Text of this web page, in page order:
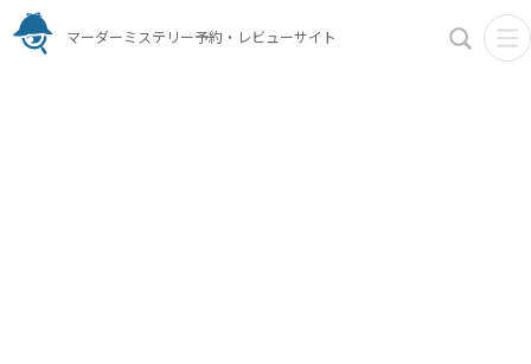
マーダーミステリー予約・レビューサイト